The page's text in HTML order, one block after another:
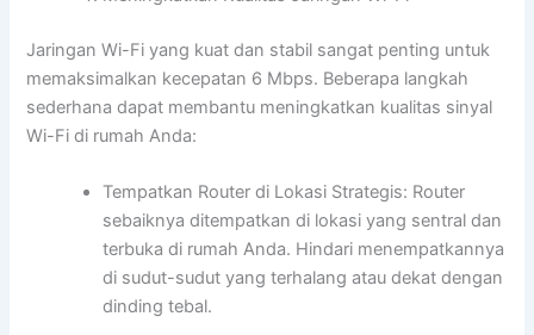
Jaringan Wi-Fi yang kuat dan stabil sangat penting untuk
memaksimalkan kecepatan 6 Mbps. Beberapa langkah
sederhana dapat membantu meningkatkan kualitas sinyal
Wi-Fi di rumah Anda:
Tempatkan Router di Lokasi Strategis: Router
sebaiknya ditempatkan di lokasi yang sentral dan
terbuka di rumah Anda. Hindari menempatkannya
di sudut-sudut yang terhalang atau dekat dengan
dinding tebal.